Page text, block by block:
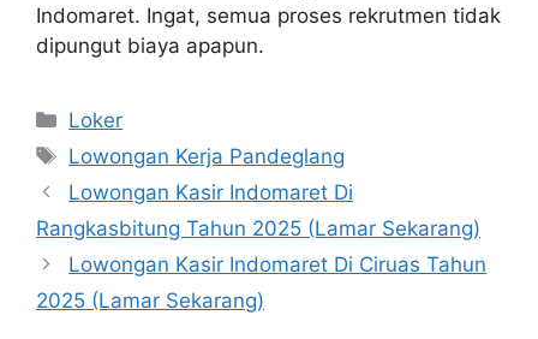
Indomaret. Ingat, semua proses rekrutmen tidak
dipungut biaya apapun.
Kategori
Loker
Tag
Lowongan Kerja Pandeglang
Lowongan Kasir Indomaret Di
Rangkasbitung Tahun 2025 (Lamar Sekarang)
Lowongan Kasir Indomaret Di Ciruas Tahun
2025 (Lamar Sekarang)